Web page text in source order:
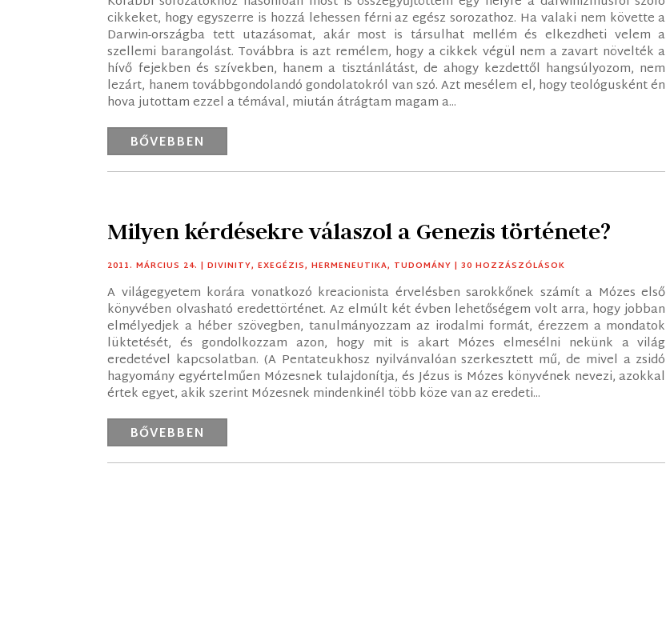
cikkeket, hogy egyszerre is hozzá lehessen férni az egész sorozathoz. Ha valaki nem követte a
Darwin-országba tett utazásomat, akár most is társulhat mellém és elkezdheti velem a
szellemi barangolást. Továbbra is azt remélem, hogy a cikkek végül nem a zavart növelték a
hívő fejekben és szívekben, hanem a tisztánlátást, de ahogy kezdettől hangsúlyozom, nem
lezárt, hanem továbbgondolandó gondolatokról van szó. Azt mesélem el, hogy teológusként én
hova jutottam ezzel a témával, miután átrágtam magam a...
BŐVEBBEN
Milyen kérdésekre válaszol a Genezis története?
2011. MÁRCIUS 24. |DIVINITY,EXEGÉZIS,HERMENEUTIKA, TUDOMÁNY | 30 HOZZÁSZÓLÁSOK
A világegyetem korára vonatkozó kreacionista érvelésben sarokkőnek számít a Mózes első
könyvében olvasható eredettörténet. Az elmúlt két évben lehetőségem volt arra, hogy jobban
elmélyedjek a héber szövegben, tanulmányozzam az irodalmi formát, érezzem a mondatok
lüktetését, és gondolkozzam azon, hogy mit is akart Mózes elmesélni nekünk a világ
eredetével kapcsolatban. (A Pentateukhosz nyilvánvalóan szerkesztett mű, de mivel a zsidó
hagyomány egyértelműen Mózesnek tulajdonítja, és Jézus is Mózes könyvének nevezi, azokkal
értek egyet, akik szerint Mózesnek mindenkinél több köze van az eredeti...
BŐVEBBEN